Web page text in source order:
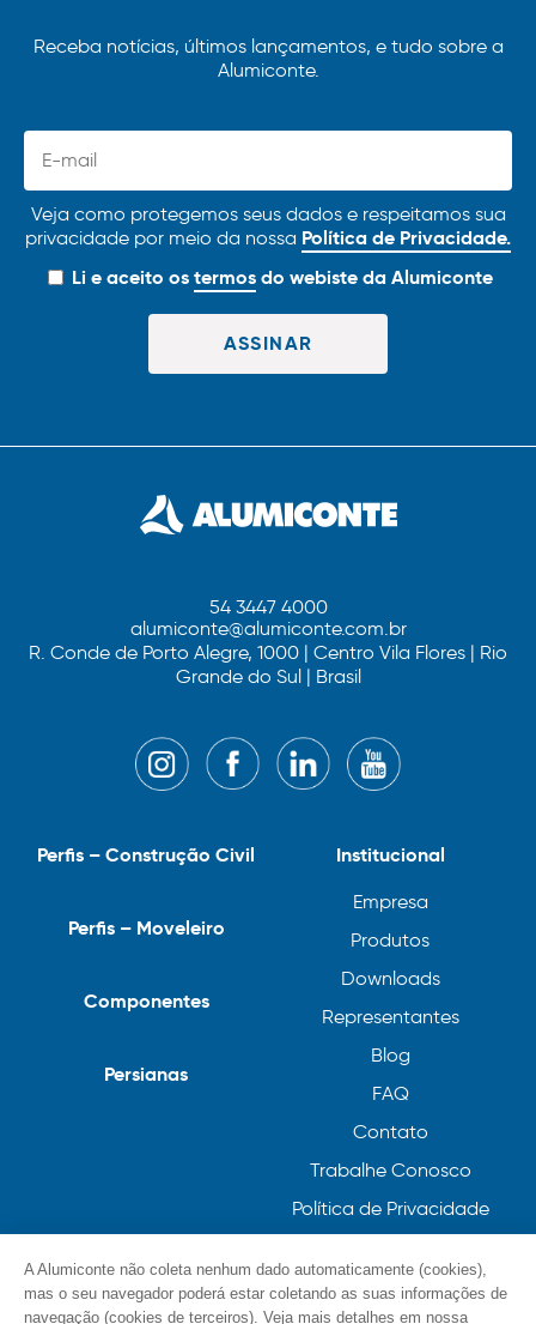
Receba notícias, últimos lançamentos, e tudo sobre a
Alumiconte.
Veja como protegemos seus dados e respeitamos sua
privacidade por meio da nossa Política de Privacidade.
Li e aceito ostermosdo webiste da Alumiconte
54 3447 4000
alumiconte@alumiconte.com.br
R. Conde de Porto Alegre, 1000 | Centro Vila Flores | Rio
Grande do Sul | Brasil
Institucional
Empresa
Produtos
Downloads
Representantes
Blog
FAQ
Contato
Trabalhe Conosco
Política de Privacidade
Perfis – Construção Civil
Perfis – Moveleiro
Componentes
Persianas
A Alumiconte não coleta nenhum dado automaticamente (cookies),
mas o seu navegador poderá estar coletando as suas informações de
navegação (cookies de terceiros). Veja mais detalhes em nossa